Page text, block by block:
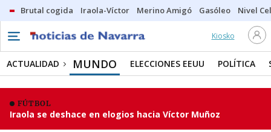
Brutal cogida Iraola-Víctor Merino Amigó Gasóleo Nivel
Kiosko
ACTUALIDAD MUNDO ELECCIONES EEUU POLÍTICA
FÚTBOL
Iraola se deshace en elogios hacia Víctor Muñoz